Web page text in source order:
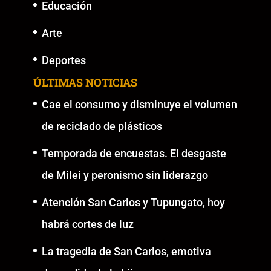
Educación
Arte
Deportes
ÚLTIMAS NOTICIAS
Cae el consumo y disminuye el volumen
de reciclado de plásticos
Temporada de encuestas. El desgaste
de Milei y peronismo sin liderazgo
Atención San Carlos y Tupungato, hoy
habrá cortes de luz
La tragedia de San Carlos, emotiva